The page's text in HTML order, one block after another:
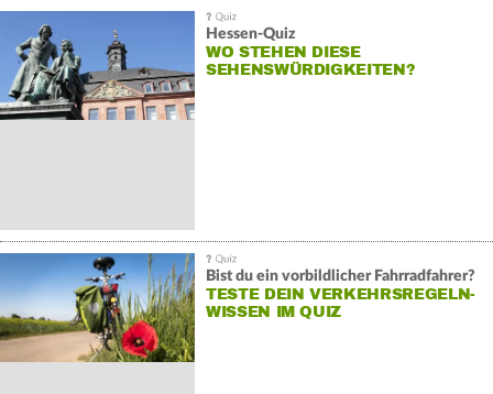
Hessen-Quiz
WO STEHEN DIESE
SEHENSWÜRDIGKEITEN?
Bist du ein vorbildlicher Fahrradfahrer?
TESTE DEIN VERKEHRSREGELN-
WISSEN IM QUIZ